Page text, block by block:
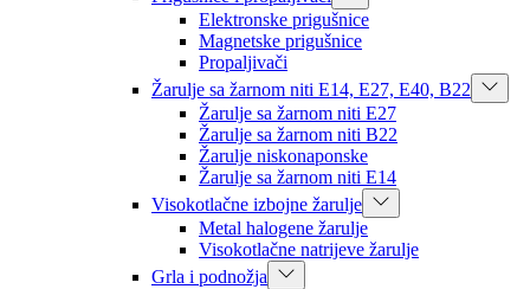
Elektronske prigušnice
Magnetske prigušnice
Propaljivači
Žarulje sa žarnom niti E14, E27, E40, B22
Žarulje sa žarnom niti E27
Žarulje sa žarnom niti B22
Žarulje niskonaponske
Žarulje sa žarnom niti E14
Visokotlačne izbojne žarulje
Metal halogene žarulje
Visokotlačne natrijeve žarulje
Grla i podnožja